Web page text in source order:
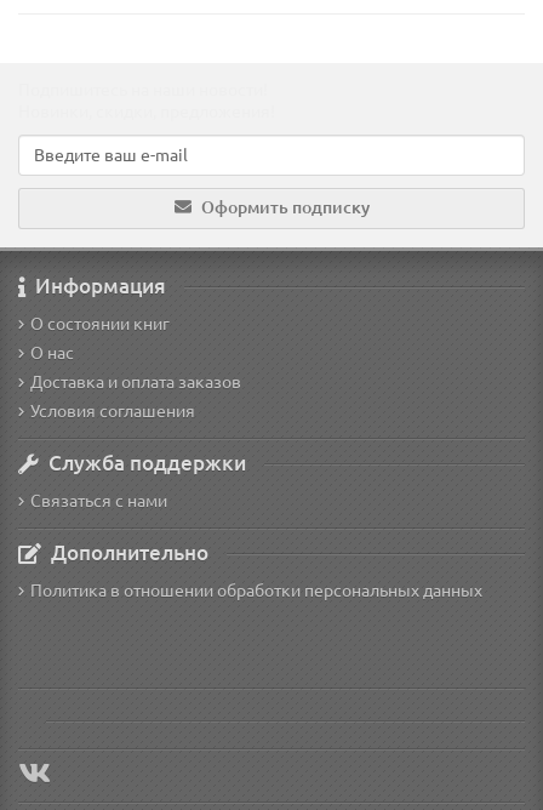
Оформить подписку
Информация
О состоянии книг
О нас
Доставка и оплата заказов
Условия соглашения
Служба поддержки
Связаться с нами
Дополнительно
Политика в отношении обработки персональных данных